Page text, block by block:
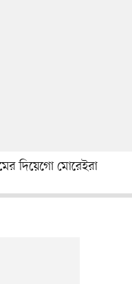
দিয়েগো মোরেইরা